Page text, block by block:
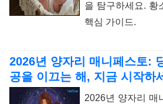
을 탐구하세요. 황
핵심 가이드.
2026년 양자리 매니페스토:
공을 이끄는 해, 지금 시작하
2026년 양자리 매